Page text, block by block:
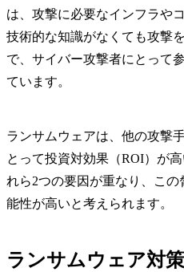
は、攻撃に必要なインフラや
技術的な知識がなくても攻撃
で、サイバー攻撃者にとって
ています。
ランサムウェアは、他の攻撃
とって投資対効果（ROI）が
れら2つの要因が重なり、こ
能性が高いと考えられます。
ランサムウェア対